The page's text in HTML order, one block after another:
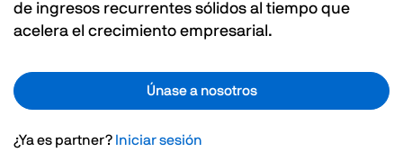
de ingresos recurrentes sólidos al tiempo que
acelera el crecimiento empresarial.
Únase a nosotros
¿Ya es partner? Iniciar sesión